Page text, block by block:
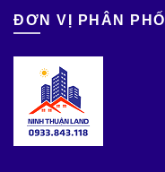
ĐƠN VỊ PHÂN PHỐI